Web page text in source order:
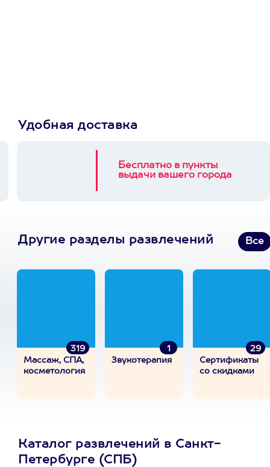
Удобная доставка
Бесплатно в пункты
выдачи вашего города
Другие разделы развлечений Все
319
Массаж, СПА,
косметология
1
Звукотерапия
29
Сертификаты
со скидками
Каталог развлечений в Санкт-
Петербурге (СПБ)